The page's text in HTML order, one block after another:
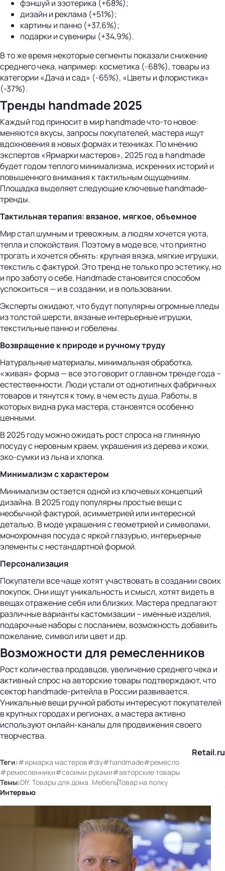
фэншуй и эзотерика (+68%);
дизайн и реклама (+51%);
картины и панно (+37,6%);
подарки и сувениры (+34,9%).
В то же время некоторые сегменты показали снижение
среднего чека, например: косметика (-68%), товары из
категории «Дача и сад» (-65%), «Цветы и флористика»
(-37%).
Тренды handmade 2025
Каждый год приносит в мир handmade что-то новое:
меняются вкусы, запросы покупателей, мастера ищут
вдохновения в новых формах и техниках. По мнению
экспертов «Ярмарки мастеров», 2025 год в handmade
будет годом теплого минимализма, искренних историй и
повышенного внимания к тактильным ощущениям.
Площадка выделяет следующие ключевые handmade-
тренды.
Тактильная терапия: вязаное, мягкое, объемное
Мир стал шумным и тревожным, а людям хочется уюта,
тепла и спокойствия. Поэтому в моде все, что приятно
трогать и хочется обнять: крупная вязка, мягкие игрушки,
текстиль с фактурой. Это тренд не только про эстетику, но
и про заботу о себе. Handmade становится способом
успокоиться — и в создании, и в пользовании.
Эксперты ожидают, что будут популярны огромные пледы
из толстой шерсти, вязаные интерьерные игрушки,
текстильные панно и гобелены.
Возвращение к природе и ручному труду
Натуральные материалы, минимальная обработка,
«живая» форма — все это говорит о главном тренде года –
естественности. Люди устали от однотипных фабричных
товаров и тянутся к тому, в чем есть душа. Работы, в
которых видна рука мастера, становятся особенно
ценными.
В 2025 году можно ожидать рост спроса на глиняную
посуду с неровным краем, украшения из дерева и кожи,
эко-сумки из льна и хлопка.
Минимализм с характером
Минимализм остается одной из ключевых концепций
дизайна. В 2025 году популярны простые вещи с
необычной фактурой, асимметрией или интересной
деталью. В моде украшения с геометрией и символами,
монохромная посуда с яркой глазурью, интерьерные
элементы с нестандартной формой.
Персонализация
Покупатели все чаще хотят участвовать в создании своих
покупок. Они ищут уникальность и смысл, хотят видеть в
вещах отражение себя или близких. Мастера предлагают
различные варианты кастомизации – именные изделия,
подарочные наборы с посланием, возможность добавить
пожелание, символ или цвет и др.
Возможности для ремесленников
Рост количества продавцов, увеличение среднего чека и
активный спрос на авторские товары подтверждают, что
сектор handmade-ритейла в России развивается.
Уникальные вещи ручной работы интересуют покупателей
в крупных городах и регионах, а мастера активно
используют онлайн-каналы для продвижения своего
творчества.
Retail.ru
Теги:#ярмарка мастеров#diy#handmade#ремесло
#ремесленники#своими руками#авторские товары
Темы:DIY. Товары для дома. МебельТовар на полку
Интервью